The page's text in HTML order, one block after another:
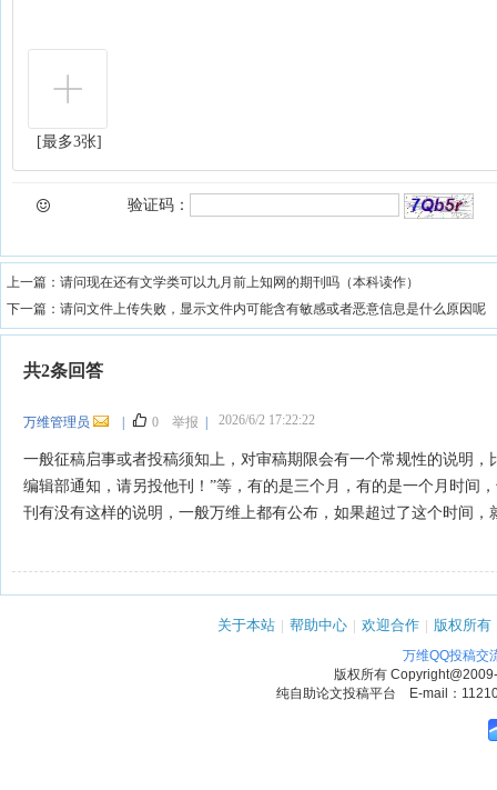
[最多3张]
验证码：
上一篇： 请问现在还有文学类可以九月前上知网的期刊吗（本科读作）
下一篇： 请问文件上传失败，显示文件内可能含有敏感或者恶意信息是什么原因呢
共2条回答
万维管理员 0 举报 2026/6/2 17:22:22
一般征稿启事或者投稿须知上，对审稿期限会有一个常规性的说明，
编辑部通知，请另投他刊！”等，有的是三个月，有的是一个月时间
刊有没有这样的说明，一般万维上都有公布，如果超过了这个时间，
关于本站 | 帮助中心 | 欢迎合作 | 版权所有
万维QQ投稿交
版权所有
纯自助论文投稿平台 E-mail：